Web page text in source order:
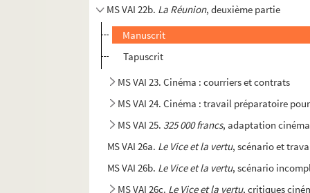
MS VAI 22b. La Réunion, deuxième partie
Manuscrit
Tapuscrit
MS VAI 23. Cinéma : courriers et contrats
MS VAI 24. Cinéma : travail préparatoire
MS VAI 25. 325 000 francs, adaptation
MS VAI 26a. Le Vice et la vertu, scénario et
MS VAI 26b. Le Vice et la vertu, scénario
MS VAI 26c. Le Vice et la vertu, critiques